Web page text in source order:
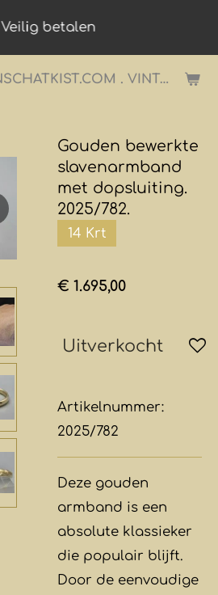
GOUDENSCHATKIST.COM . VINTAGE JUWELIER.
Veilig betalen
Gouden bewerkte
slavenarmband
met dopsluiting.
2025/782.
14 Krt
€ 1.695,00
Uitverkocht
Artikelnummer:
2025/782
Deze gouden
armband is een
absolute klassieker
die populair blijft.
Door de eenvoudige